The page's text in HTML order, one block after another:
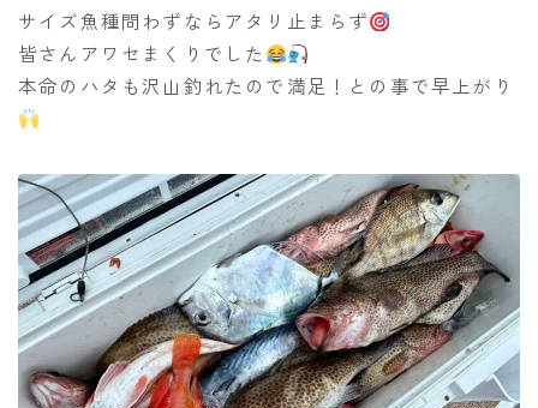
乗船料金
予約状況
サイズ魚種問わずならアタリ止まらず
皆さんアワセまくりでした
本命のハタも沢山釣れたので満足！との事で早上がり